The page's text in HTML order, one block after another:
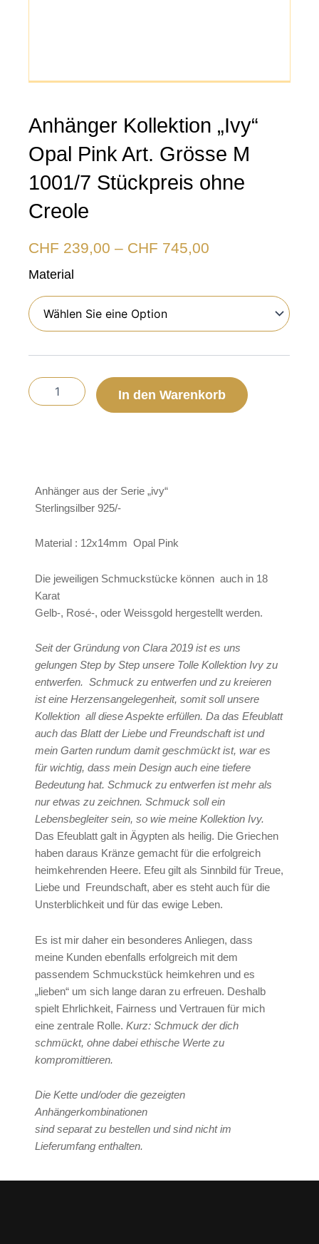
Anhänger Kollektion „Ivy“
Opal Pink Art. Grösse M
1001/7 Stückpreis ohne
Creole
CHF 239,00 – CHF 745,00
bis
CHF 745,00
Material
Anhänger
"Ivy"
Opal
Pink
Grösse
1001/7
Stückpreis
In den Warenkorb
Anhänger aus der Serie „ivy“
Sterlingsilber 925/-
Material : 12x14mm Opal Pink
Die jeweiligen Schmuckstücke können auch in 18
Karat
Gelb-, Rosé-, oder Weissgold hergestellt werden.
Seit der Gründung von Clara 2019 ist es uns
gelungen Step by Step unsere Tolle Kollektion Ivy zu
entwerfen. Schmuck zu entwerfen und zu kreieren
ist eine Herzensangelegenheit, somit soll unsere
Kollektion all diese Aspekte erfüllen. Da das Efeublatt
auch das Blatt der Liebe und Freundschaft ist und
mein Garten rundum damit geschmückt ist, war es
für wichtig, dass mein Design auch eine tiefere
Bedeutung hat. Schmuck zu entwerfen ist mehr als
nur etwas zu zeichnen. Schmuck soll ein
Lebensbegleiter sein, so wie meine Kollektion Ivy.
Das Efeublatt galt in Ägypten als heilig. Die Griechen
haben daraus Kränze gemacht für die erfolgreich
heimkehrenden Heere. Efeu gilt als Sinnbild für Treue,
Liebe und Freundschaft, aber es steht auch für die
Unsterblichkeit und für das ewige Leben.
Es ist mir daher ein besonderes Anliegen, dass
meine Kunden ebenfalls erfolgreich mit dem
passendem Schmuckstück heimkehren und es
„lieben“ um sich lange daran zu erfreuen. Deshalb
spielt Ehrlichkeit, Fairness und Vertrauen für mich
eine zentrale Rolle. Kurz: Schmuck der dich
schmückt, ohne dabei ethische Werte zu
kompromittieren.
Die Kette und/oder die gezeigten
Anhängerkombinationen
sind separat zu bestellen und sind nicht im
Lieferumfang enthalten.